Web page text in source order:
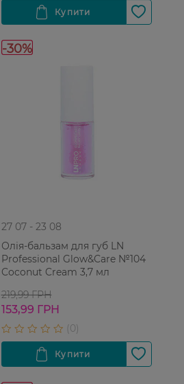
-30%
27 07 - 23 08
Олія-бальзам для губ LN
Professional Glow&Сare №104
Coconut Cream 3,7 мл
219,99 ГРН
153,99 ГРН